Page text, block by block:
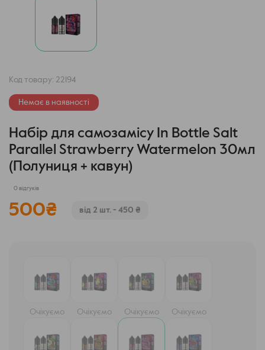
Код товару: 22194
Немає в наявності
Набір для самозамісу In Bottle Salt
Parallel Strawberry Watermelon 30мл
(Полуниця + кавун)
0 відгуків
500₴ від 2 шт. - 450 ₴
Очікуємо Очікуємо Очікуємо Очікуємо